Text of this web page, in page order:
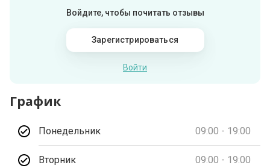
Войдите, чтобы почитать отзывы
Зарегистрироваться
Войти
График
Понедельник 09:00 - 19:00
Вторник 09:00 - 19:00